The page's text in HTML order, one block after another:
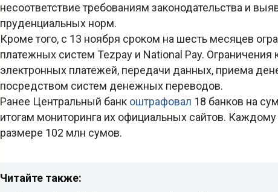
несоответствие требованиям законодательства и
пруденциальных норм.
Кроме того, с 13 ноября сроком на шесть месяцев
платежных систем Tezpay и National Pay. Ограничения
электронных платежей, передачи данных, приема
посредством систем денежных переводов.
Ранее Центральный банк оштрафовал 18 банков на
итогам мониторинга их официальных сайтов.
размере 102 млн сумов.
Читайте также: